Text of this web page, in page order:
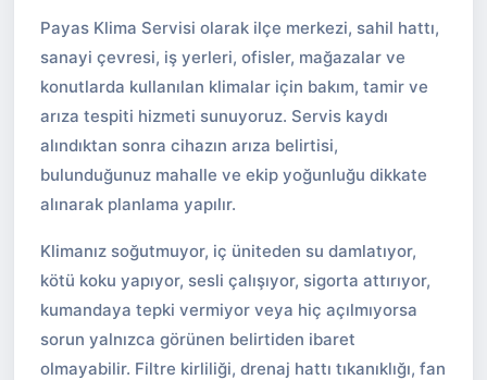
Payas Klima Servisi olarak ilçe merkezi, sahil hattı,
sanayi çevresi, iş yerleri, ofisler, mağazalar ve
konutlarda kullanılan klimalar için bakım, tamir ve
arıza tespiti hizmeti sunuyoruz. Servis kaydı
alındıktan sonra cihazın arıza belirtisi,
bulunduğunuz mahalle ve ekip yoğunluğu dikkate
alınarak planlama yapılır.
Klimanız soğutmuyor, iç üniteden su damlatıyor,
kötü koku yapıyor, sesli çalışıyor, sigorta attırıyor,
kumandaya tepki vermiyor veya hiç açılmıyorsa
sorun yalnızca görünen belirtiden ibaret
olmayabilir. Filtre kirliliği, drenaj hattı tıkanıklığı, fan